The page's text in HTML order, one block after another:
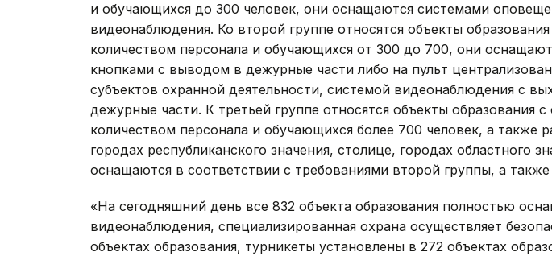
и обучающихся до 300 человек, они оснащаются системами
видеонаблюдения. Ко второй группе относятся объекты
количеством персонала и обучающихся от 300 до 700, они
кнопками с выводом в дежурные части либо на пульт
субъектов охранной деятельности, системой видеонаблюдения с
дежурные части. К третьей группе относятся объекты образования
количеством персонала и обучающихся более 700 человек, а также
городах республиканского значения, столице, городах областного
оснащаются в соответствии с требованиями второй группы, а
«На сегодняшний день все 832 объекта образования полностью
видеонаблюдения, специализированная охрана осуществляет
объектах образования, турникеты установлены в 272 объектах